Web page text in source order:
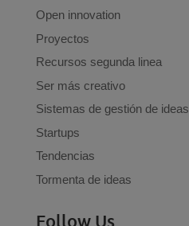
Open innovation
Proyectos
Recursos segunda linea
Ser más creativo
Sistemas de gestión de ideas
Startups
Tendencias
Tormenta de ideas
Follow Us